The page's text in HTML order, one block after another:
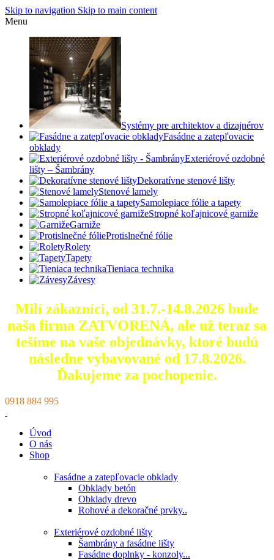
Skip to navigation Skip to main content
Menu
Systémy pre architektov a dizajnérov
Fasádne a zatepľovacie
obklady
Exteriérové ozdobné
lišty – Šambrány
Dekoratívne stenové lišty
Stenové lamely
Samolepiace fólie a tapety
Stropné koľajnicové garniže
Garniže
Protislnečné fólie
Rolety
Tapety
Tieniaca technika
Závesy
Milí zákazníci, od 31.7.-14.8.2026 bude
naša firma ZATVORENÁ, ale už teraz sa
tešíme na vaše objednávky, ktoré budú
následne vybavované od 17.8.2026.
Ďakujeme za pochopenie.
0918 884 995
Úvod
O nás
Shop
Fasádne a zatepľovacie obklady
Obklady betón
Obklady drevo
Rohové a dekoračné prvky..
Exteriérové ozdobné lišty
Šambrány a fasádne lišty
Fasádne doplnky - konzoly...